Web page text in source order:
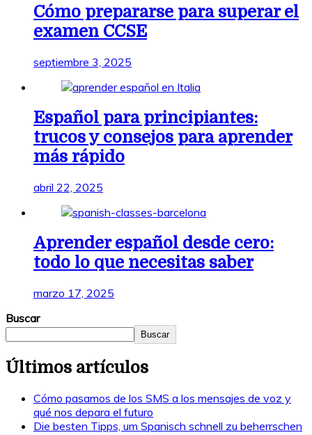
Cómo prepararse para superar el
examen CCSE
septiembre 3, 2025
Español para principiantes:
trucos y consejos para aprender
más rápido
abril 22, 2025
Aprender español desde cero:
todo lo que necesitas saber
marzo 17, 2025
Buscar
Buscar
Últimos artículos
Cómo pasamos de los SMS a los mensajes de voz y
qué nos depara el futuro
Die besten Tipps, um Spanisch schnell zu beherrschen